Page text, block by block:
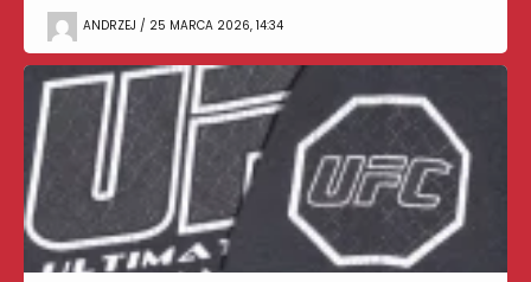
ANDRZEJ / 25 MARCA 2026, 14:34